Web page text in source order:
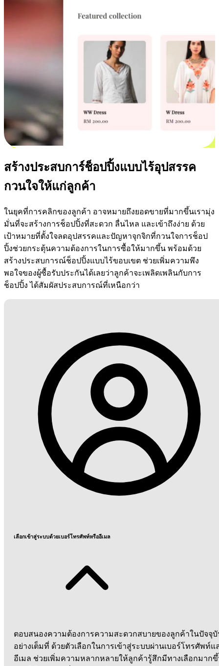
สร้างประสบการ์ช็อปปิ้งแบบไร้อุปสรรค
กวนใจให้แก่ลูกค้า
ในยุคที่การคลิกของลูกค้า อาจหมายถึงยอดขายที่มากขึ้นเรามุ่ง
มั่นที่จะสร้างการช็อปปิ้งที่สะดวก ลื่นไหล และเข้าถึงง่าย ด้วย
เป้าหมายที่ตั้งใจลดอุปสรรคและปัญหาจุกจิกที่กวนใจการช็อป
ปิ้งช่วยกระตุ้นความต้องการในการซื้อให้มากขึ้น พร้อมด้วย
สร้างประสบการณ์ช็อปปิ้งแบบไร้ขอบเขต ช่วยเพิ่มความพึง
พอใจของผู้ซื้อรับประกันได้เลยว่าลูกค้าจะเพลิดเพลินกับการ
ช็อปปิ้ง ได้สัมผัสประสบการณ์ที่เหนือกว่า
เลือกเข้าสู่ระบบด้วยเบอร์โทรศัพท์หรืออีเมล
ตอบสนองความต้องการความสะดวกสบายของลูกค้าในปัจจุ
อย่างเต็มที่ ด้วยตัวเลือกในการเข้าสู่ระบบผ่านเบอร์โทรศัพท์แ
อีเมล ช่วยเพิ่มความหลากหลายให้ลูกค้ารู้สึกมีทางเลือกมาก